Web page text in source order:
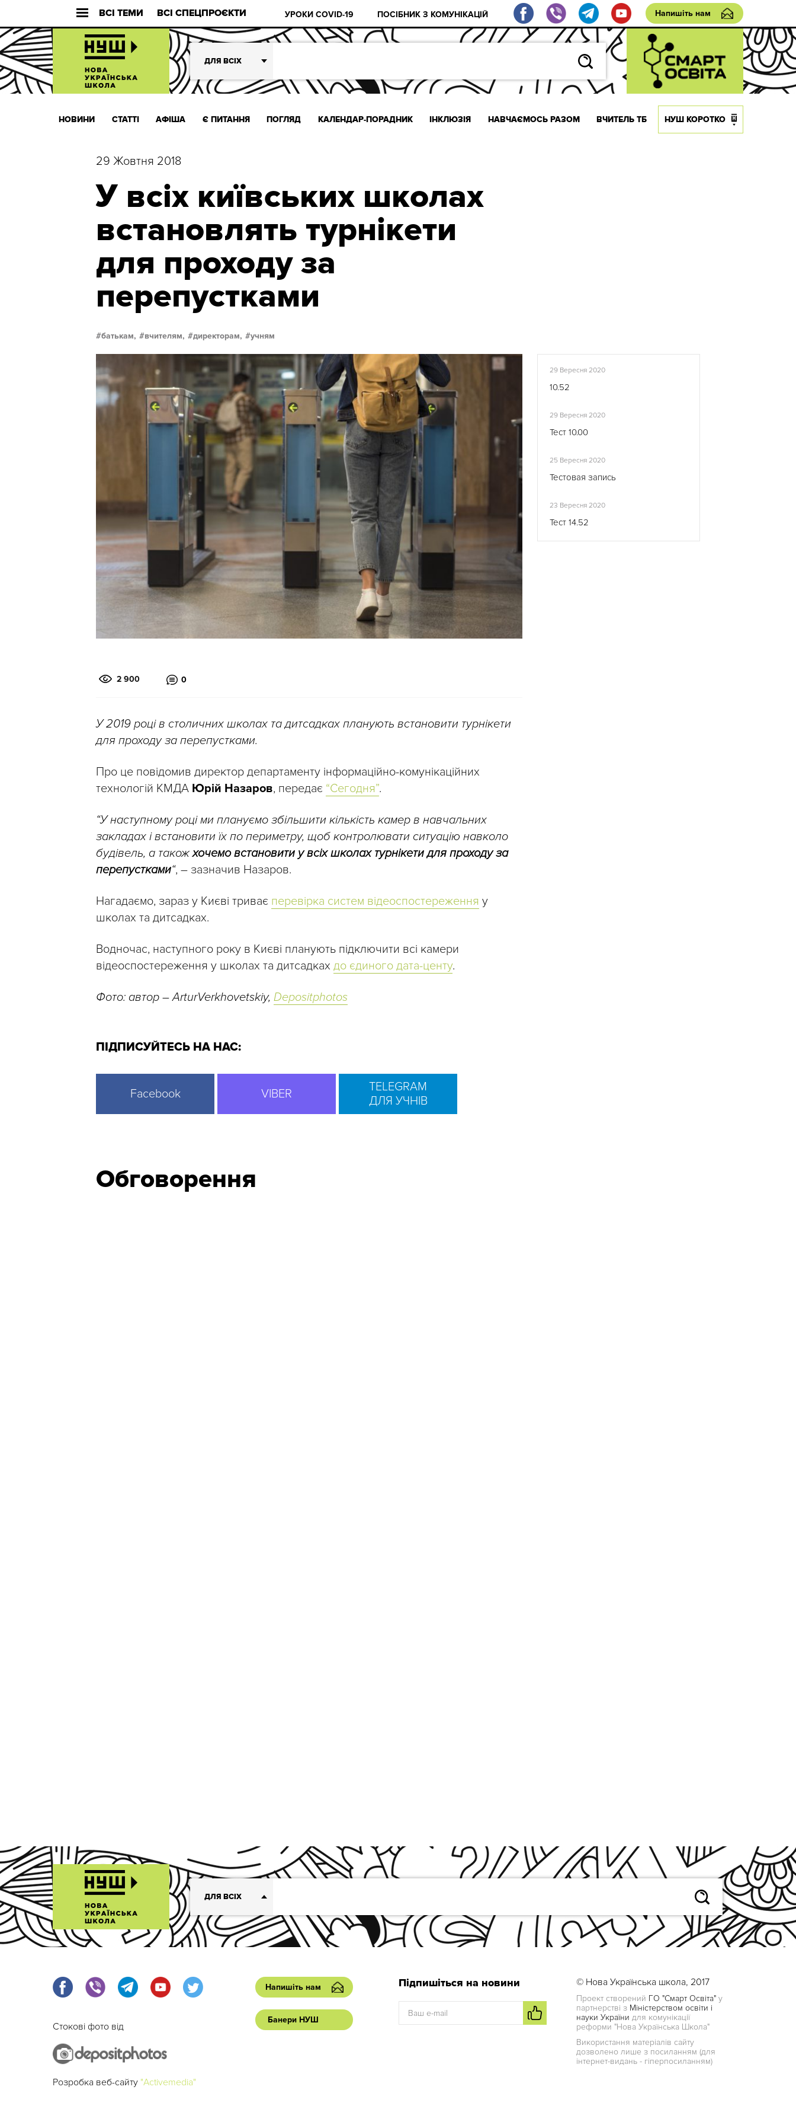
ВСІ ТЕМИ ВСІ СПЕЦПРОЄКТИ УРОКИ COVID-19 ПОСІБНИК З КОМУНІКАЦІЙ Напишіть нам
ДЛЯ ВСІХ
НОВИНИ СТАТТІ АФІША Є ПИТАННЯ ПОГЛЯД КАЛЕНДАР-ПОРАДНИК ІНКЛЮЗІЯ НАВЧАЄМОСЬ РАЗОМ ВЧИТЕЛЬ ТБ НУШ КОРОТКО
29 Жовтня 2018
У всіх київських школах
встановлять турнікети
для проходу за
перепустками
батькам, вчителям, директорам, учням
2 900 0
У 2019 році в столичних школах та дитсадках планують встановити турнікети
для проходу за перепустками.
Про це повідомив директор департаменту інформаційно-комунікаційних
технологій КМДА Юрій Назаров, передає “Сегодня”.
“У наступному році ми плануємо збільшити кількість камер в навчальних
закладах і встановити їх по периметру, щоб контролювати ситуацію навколо
будівель, а такожхочемо встановити у всіх школах турнікети для проходу за
перепустками“, – зазначив Назаров.
Нагадаємо, зараз у Києві триває перевірка систем відеоспостереження у
школах та дитсадках.
Водночас, наступного року в Києві планують підключити всі камери
відеоспостереження у школах та дитсадках до єдиного дата-центу.
Фото: автор – ArturVerkhovetskiy, Depositphotos
ПІДПИСУЙТЕСЬ НА НАС:
Facebook VIBER
TELEGRAM
ДЛЯ УЧНІВ
29 Вересня 2020
10.52
29 Вересня 2020
Тест 10.00
25 Вересня 2020
Тестовая запись
23 Вересня 2020
Тест 14.52
Обговорення
ДЛЯ ВСІХ
Стокові фото від
Розробка веб-сайту "Activemedia"
Напишіть нам
Банери НУШ
Підпишіться на новини © Нова Українська школа, 2017
Проект створений ГО "Смарт Освіта" у
партнерстві з Міністерством освіти і
науки України для комунікації
реформи "Нова Українська Школа"
Використання матеріалів сайту
дозволено лише з посиланням (для
інтернет-видань - гіперпосиланням)